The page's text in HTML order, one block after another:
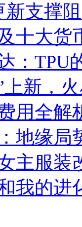
新支撑
十大货
：TPU
上新，
用全解
地缘局
主服
我的进